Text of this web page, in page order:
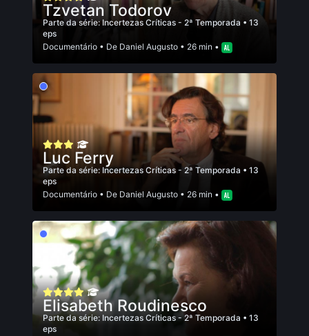
Tzvetan Todorov
Parte da série:Incertezas Críticas - 2ª Temporada • 13
eps
Documentário • De Daniel Augusto • 26 min •
Luc Ferry
Parte da série: Incertezas Críticas - 2ª Temporada • 13
eps
Documentário • De Daniel Augusto • 26 min •
Elisabeth Roudinesco
Parte da série: Incertezas Críticas - 2ª Temporada • 13
eps